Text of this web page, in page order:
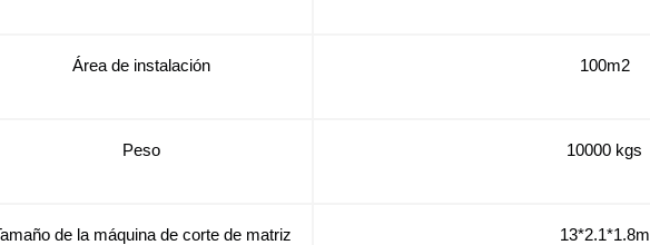
Área de instalación 100m2
Peso 10000 kgs
de la máquina de corte de matriz 13*2.1*1.8m